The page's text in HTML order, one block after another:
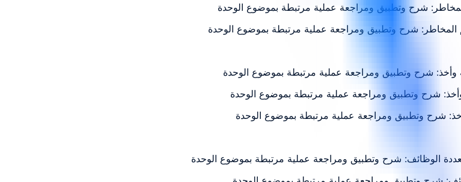
شرح وتطبيق ومراجعة عملية مرتبطة بموضوع الوحدة
المخاطر: شرح وتطبيق ومراجعة عملية مرتبطة بموضوع الوحدة
وأخذ: شرح وتطبيق ومراجعة عملية مرتبطة بموضوع الوحدة
وأخذ: شرح وتطبيق ومراجعة عملية مرتبطة بموضوع الوحدة
وأخذ: شرح وتطبيق ومراجعة عملية مرتبطة بموضوع الوحدة
الوظائف: شرح وتطبيق ومراجعة عملية مرتبطة بموضوع الوحدة